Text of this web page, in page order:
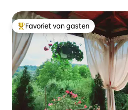
Topfavoriet van gasten
Favoriet van gasten